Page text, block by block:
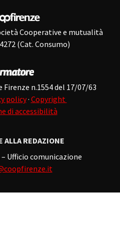
Cooperative e mutualità
(Cat. Consumo)
n.1554 del 17/07/63
policy· Copyright
di accessibilità
ALLA REDAZIONE
Ufficio comunicazione